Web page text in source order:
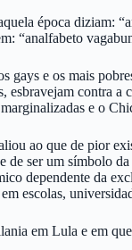
época diziam:
“analfabeto
e os mais
contra
e o
ao que de pior
ser um símbolo
dependente da
escolas,
em Lula e em